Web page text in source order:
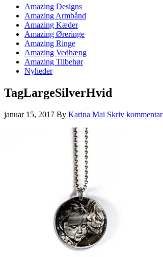
Amazing Designs
Amazing Armbånd
Amazing Kæder
Amazing Øreringe
Amazing Ringe
Amazing Vedhæng
Amazing Tilbehør
Nyheder
TagLargeSilverHvid
januar 15, 2017 By Karina Mai Skriv kommentar